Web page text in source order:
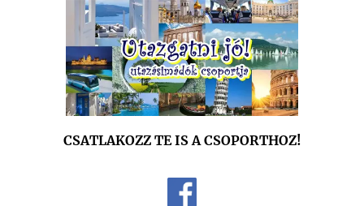
CSATLAKOZZ TE IS A CSOPORTHOZ!